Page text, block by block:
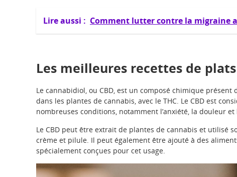
Lire aussi : Comment lutter contre la migraine
Les meilleures recettes de plats
Le cannabidiol, ou CBD, est un composé chimique
dans les plantes de cannabis, avec le THC. Le CBD est
nombreuses conditions, notamment l’anxiété, la douleur
Le CBD peut être extrait de plantes de cannabis et utilisé
crème et pilule. Il peut également être ajouté à des
spécialement conçues pour cet usage.